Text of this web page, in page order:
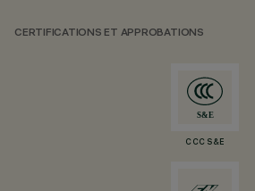
CERTIFICATIONS ET APPROBATIONS
CCC S&E